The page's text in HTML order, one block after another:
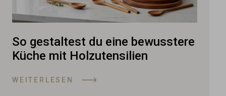
So gestaltest du eine bewusstere
Küche mit Holzutensilien
WEITERLESEN